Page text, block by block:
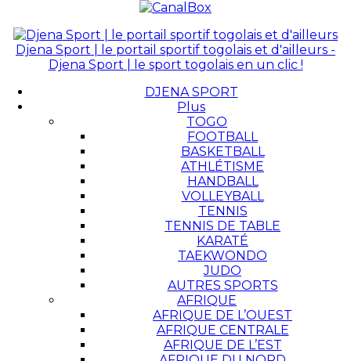
Djena Sport | le portail sportif togolais et d'ailleurs -
Djena Sport | le sport togolais en un clic !
DJENA SPORT
Plus
TOGO
FOOTBALL
BASKETBALL
ATHLÉTISME
HANDBALL
VOLLEYBALL
TENNIS
TENNIS DE TABLE
KARATÉ
TAEKWONDO
JUDO
AUTRES SPORTS
AFRIQUE
AFRIQUE DE L’OUEST
AFRIQUE CENTRALE
AFRIQUE DE L’EST